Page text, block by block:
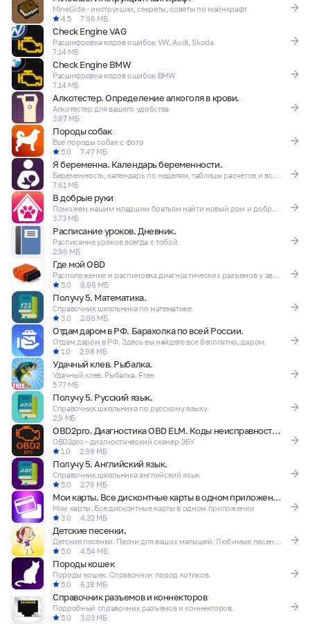
MineGide - инструкции, секреты, советы по майнкрафт
4.5
7.96 МБ
Check Engine VAG
Расшифровка кодов ошибок VW, Audi, Skoda
7.14 МБ
Check Engine BMW
Расшифровка кодов ошибок BMW
7.14 МБ
Алкотестер. Определение алкоголя в крови.
Алкотестер для вашего удобства
3.87 МБ
Породы собак
Все породы собак с фото
5.0
7.47 МБ
Я беременна. Календарь беременности.
Беременность, календарь по неделям, таблицы расчетов и все что нужно, здесь.
7.61 МБ
В добрые руки
Поможем нашим младшим братьям найти новый дом и добрые руки.
3.73 МБ
Расписание уроков. Дневник.
Расписание уроков всегда с тобой.
2.98 МБ
Где мой OBD
Расположение и распиновка диагностических разъемов у автомобилей.
5.0
8.98 МБ
Получу 5. Математика.
Справочник школьника по математике
3.0
2.88 МБ
Отдам даром в РФ. Барахолка по всей России.
Отдам даром в РФ. Здесь вы найдете все бесплатно, даром.
1.0
2.98 МБ
Удачный клев. Рыбалка.
Удачный клев. Рыбалка. Free.
5.77 МБ
Получу 5. Русский язык.
Справочник школьника по русскому языку
2.9 МБ
OBD2pro. Диагностика OBD ELM. Коды неисправностей.
OBD2pro - диагностический сканер ЭБУ
1.0
2.99 МБ
Получу 5. Английский язык.
Справочник школьника английский язык
5.0
2.76 МБ
Мои карты. Все дисконтные карты в одном приложении
Мои карты. Все дисконтные карты в одном приложении
3.0
4.32 МБ
Детские песенки.
Детские песенки. Песни для ваших малышей. Любимые песенки в одном месте.
5.0
4.54 МБ
Породы кошек
Породы кошек. Справочник пород котиков.
5.0
6.18 МБ
Справочник разъемов и коннекторов
Подробный справочник разъемов и коннекторов.
5.0
3.03 МБ